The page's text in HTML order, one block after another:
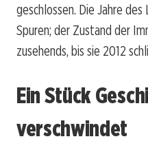
geschlossen. Die Jahre
Spuren; der Zustand der
zusehends, bis sie 2012
Ein Stück
verschwindet